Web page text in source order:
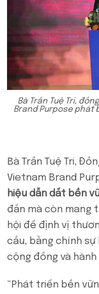
Bà Trần Tuệ Tri,
Brand Purpose phát
Bà Trần Tuệ Tri,
Vietnam Brand
hiệu dẫn dắt bền
đắn mà còn mang
hội để định vị
cầu, bằng chính
cộng đồng và hành
“Phát triển bền